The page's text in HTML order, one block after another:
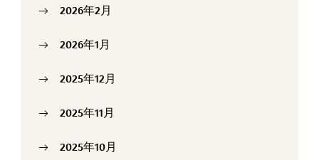
2026年2月
2026年1月
2025年12月
2025年11月
2025年10月